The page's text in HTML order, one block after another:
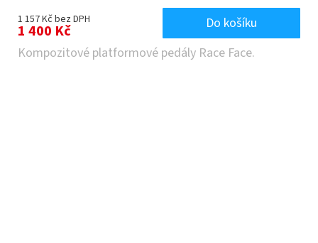
1 157 Kč bez DPH
1 400 Kč
Do košíku
Kompozitové platformové pedály Race Face.